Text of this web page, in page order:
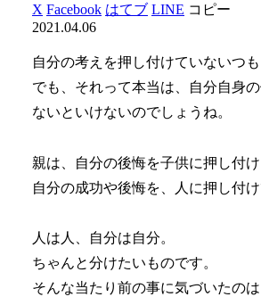
X Facebook はてブ LINE コピー
2021.04.06
自分の考えを押し付けていないつ
でも、それって本当は、自分自身
ないといけないのでしょうね。
親は、自分の後悔を子供に押し付
自分の成功や後悔を、人に押し付け
人は人、自分は自分。
ちゃんと分けたいものです。
そんな当たり前の事に気づいたの